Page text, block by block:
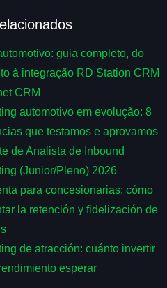
guia completo, do
à integração RD Station CRM
CRM
automotivo em evolução: 8
que testamos e aprovamos
de Analista de Inbound
(Junior/Pleno) 2026
para concesionarias: cómo
la retención y fidelización de
de atracción: cuánto invertir
esperar